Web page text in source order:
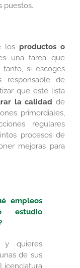
puestos.
los productos o
una tarea que
tanto, si escoges
responsable de
que esté lista
la calidad de
primordiales,
regulares
procesos de
mejoras para
empleos
estudio
quieres
de sus